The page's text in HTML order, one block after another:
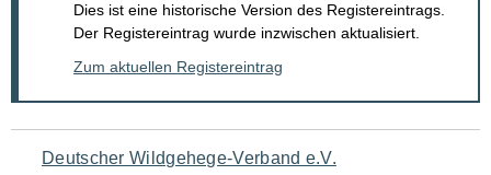
Dies ist eine historische Version des Registereintrags.
Der Registereintrag wurde inzwischen aktualisiert.
Zum aktuellen Registereintrag
Navigation
Deutscher Wildgehege-Verband e.V.